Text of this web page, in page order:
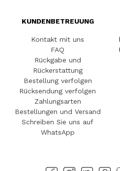
KUNDENBETREUUNG
Kontakt mit uns
FAQ
Rückgabe und
Rückerstattung
Bestellung verfolgen
Rücksendung verfolgen
Zahlungsarten
Bestellungen und Versand
Schreiben Sie uns auf
WhatsApp